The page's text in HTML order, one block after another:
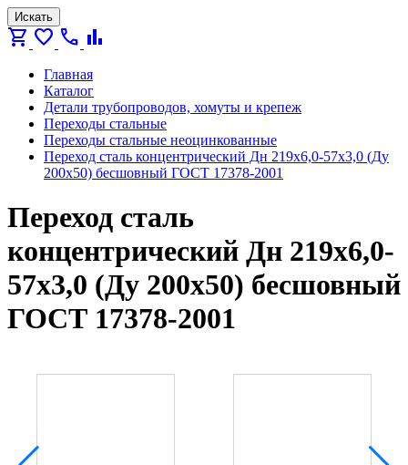
Искать
shopping_cart favorite call bar_chart
Главная
Каталог
Детали трубопроводов, хомуты и крепеж
Переходы стальные
Переходы стальные неоцинкованные
Переход сталь концентрический Дн 219х6,0-57х3,0 (Ду
200х50) бесшовный ГОСТ 17378-2001
Переход сталь
концентрический Дн 219х6,0-
57х3,0 (Ду 200х50) бесшовный
ГОСТ 17378-2001